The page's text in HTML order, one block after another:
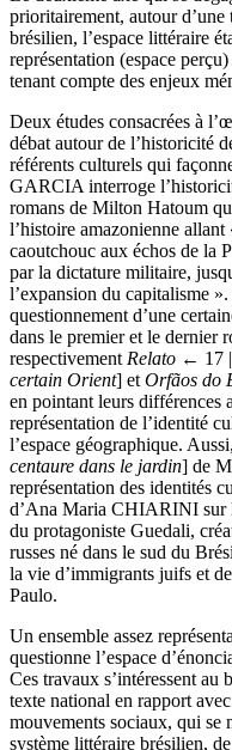
prioritairement, autour
brésilien, l’espace littéraire
représentation (espace
tenant compte des enjeux
Deux études consacrées à
débat autour de l’historicité
référents culturels qui
GARCIA interroge
romans de Milton Hatoum
l’histoire amazonienne
caoutchouc aux échos de la
par la dictature militaire,
l’expansion du capitalisme
questionnement d’une
dans le premier et le dernier
respectivement Relato ← 17 |
certain Orient] et Orfãos do
en pointant leurs différences
représentation de l’identité
l’espace géographique.
centaure dans le jardin] de
représentation des identités
d’Ana Maria CHIARINI sur
du protagoniste Guedali,
russes né dans le sud du
la vie d’immigrants juifs et
Paulo.
Un ensemble assez
questionne l’espace
Ces travaux s’intéressent au
texte national en rapport
mouvements sociaux, qui se
système littéraire brésilien,